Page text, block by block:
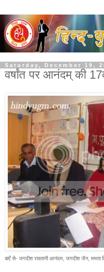
Saturday, December 19,
वर्षांत पर आनंदम् की
बाएँ से- जगदीश रावतानी आनंदम, जगदीश जैन, ममता